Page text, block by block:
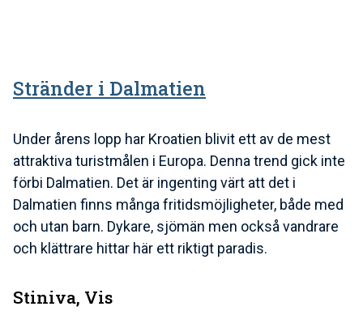
Stränder i Dalmatien
Under årens lopp har Kroatien blivit ett av de mest
attraktiva turistmålen i Europa. Denna trend gick inte
förbi Dalmatien. Det är ingenting värt att det i
Dalmatien finns många fritidsmöjligheter, både med
och utan barn. Dykare, sjömän men också vandrare
och klättrare hittar här ett riktigt paradis.
Stiniva, Vis